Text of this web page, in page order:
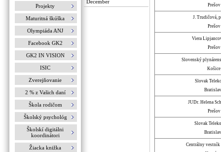
Projekty
Maturitná škúška
Olympiáda ANJ
Facebook GK2
GK2 IN VISION
ISIC
Zverejňovanie
2 % z Vašich daní
Škola rodičom
Školský psychológ
Školskí digitálni
koordinátori
Žiacka knižka
Prešov
J. Trudičová,
Prešov
Viera
Prešov
Slovenský
Košice
Slovak
JUDr. Helena
Prešov
Slovak
Centrálny vestník
December